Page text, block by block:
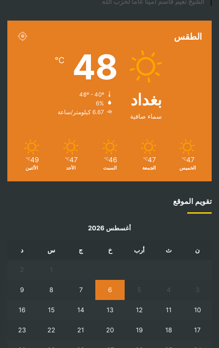
الطقس
بغداد
سماء صافية
48
℃
6%
6.67 كيلومتر/ساعة
47
℃
الخميس
47
℃
الجمعة
46
℃
السبت
47
℃
الأحد
49
℃
الأثنين
تقويم الموقع
أغسطس 2026
ن ث أرب خ ج س د
1
2
3
4
5
6
7
8
9
10
11
12
13
14
15
16
17
18
19
20
21
22
23